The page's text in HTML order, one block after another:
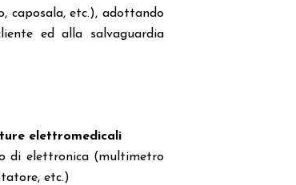
caposala, etc.), adottando
ed alla salvaguardia
elettromedicali
di elettronica (multimetro
etc.)